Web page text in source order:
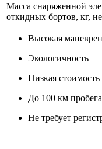
Масса снаряженной
откидных бортов, кг,
Высокая
Экологичность
Низкая
До 100 км
Не требует